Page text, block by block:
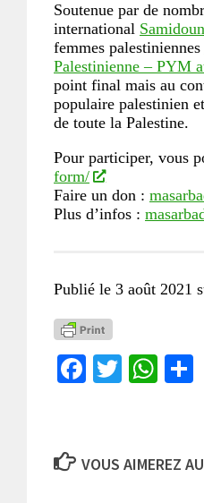
Soutenue par de
international Samidoun
femmes palestiniennes
Palestinienne – PYM
point final mais au
populaire palestinien
de toute la Palestine.
Pour participer, vous
form/
Faire un don :
Plus d’infos :
Publié le 3 août 2021
Facebook
Twitter
VOUS AIMEREZ